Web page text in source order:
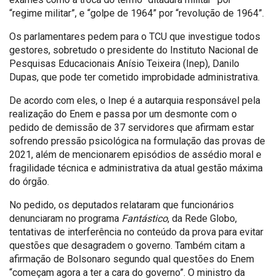
“regime militar”, e “golpe de 1964” por “revolução de 1964”.
Os parlamentares pedem para o TCU que investigue todos
gestores, sobretudo o presidente do Instituto Nacional de
Pesquisas Educacionais Anísio Teixeira (Inep), Danilo
Dupas, que pode ter cometido improbidade administrativa.
De acordo com eles, o Inep é a autarquia responsável pela
realização do Enem e passa por um desmonte com o
pedido de demissão de 37 servidores que afirmam estar
sofrendo pressão psicológica na formulação das provas de
2021, além de mencionarem episódios de assédio moral e
fragilidade técnica e administrativa da atual gestão máxima
do órgão.
No pedido, os deputados relataram que funcionários
denunciaram no programa Fantástico, da Rede Globo,
tentativas de interferência no conteúdo da prova para evitar
questões que desagradem o governo. Também citam a
afirmação de Bolsonaro segundo qual questões do Enem
“começam agora a ter a cara do governo”. O ministro da